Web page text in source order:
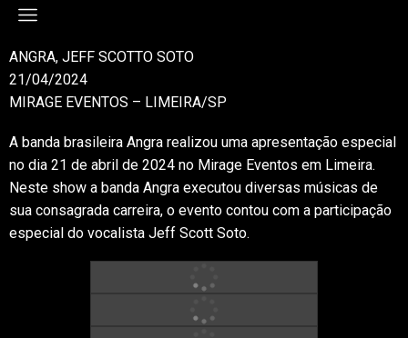
ANGRA, JEFF SCOTTO SOTO
21/04/2024
MIRAGE EVENTOS – LIMEIRA/SP
A banda brasileira Angra realizou uma apresentação especial
no dia 21 de abril de 2024 no Mirage Eventos em Limeira.
Neste show a banda Angra executou diversas músicas de
sua consagrada carreira, o evento contou com a participação
especial do vocalista Jeff Scott Soto.